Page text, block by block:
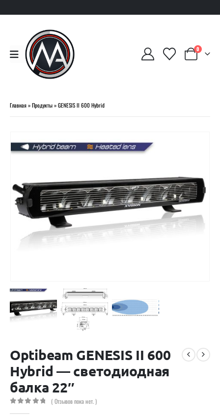
0
Главная»Продукты»GENESIS II 600 Hybrid
Optibeam GENESIS II 600
Hybrid — светодиодная
балка 22″
( Отзывов пока нет. )